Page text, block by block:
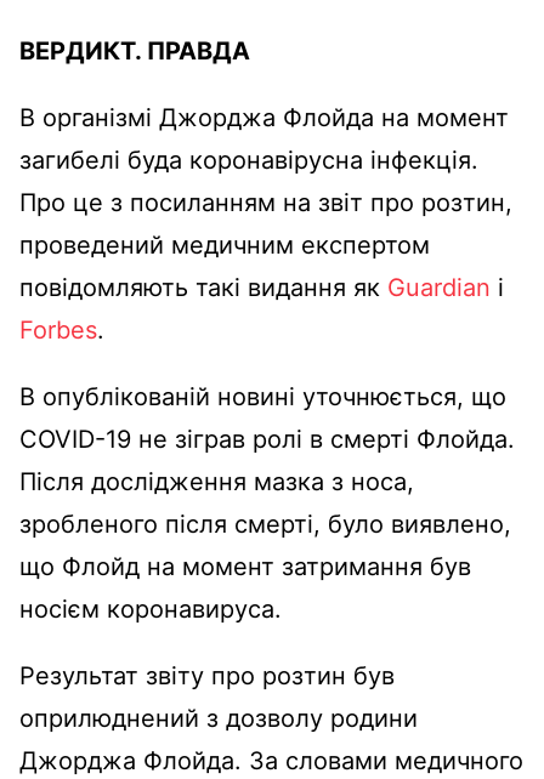
ВЕРДИКТ. ПРАВДА
В організмі Джорджа Флойда на момент
загибелі буда коронавірусна інфекція.
Про це з посиланням на звіт про розтин,
проведений медичним експертом
повідомляють такі видання як Guardian і
Forbes.
В опублікованій новині уточнюється, що
COVID-19 не зіграв ролі в смерті Флойда.
Після дослідження мазка з носа,
зробленого після смерті, було виявлено,
що Флойд на момент затримання був
носієм коронавируса.
Результат звіту про розтин був
оприлюднений з дозволу родини
Джорджа Флойда. За словами медичного